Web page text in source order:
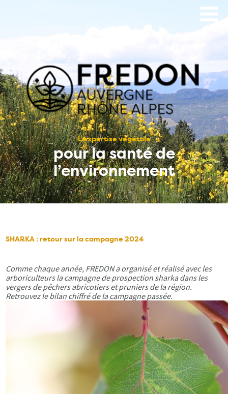
L’expertise végétale
pour la santé de
l’environnement
SHARKA : retour sur la campagne 2024
Comme chaque année, FREDON a organisé et réalisé avec les
arboriculteurs la campagne de prospection sharka dans les
vergers de pêchers abricotiers et pruniers de la région.
Retrouvez le bilan chiffré de la campagne passée.